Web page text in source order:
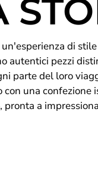
di
autentici pezzi
parte del loro
una confezione
pronta a